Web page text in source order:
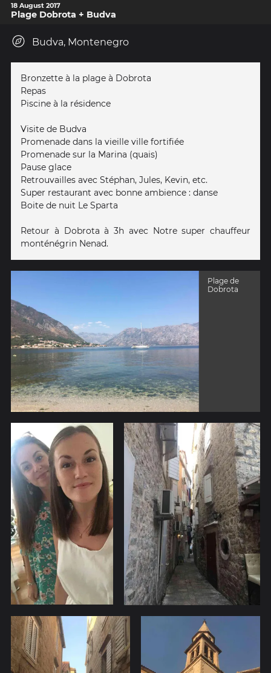
18 August 2017
Plage Dobrota + Budva
Budva, Montenegro
Bronzette à la plage à Dobrota
Repas
Piscine à la résidence
Visite de Budva
Promenade dans la vieille ville fortifiée
Promenade sur la Marina (quais)
Pause glace
Retrouvailles avec Stéphan, Jules, Kevin, etc.
Super restaurant avec bonne ambience : danse
Boite de nuit Le Sparta
Retour à Dobrota à 3h avec Notre super chauffeur
monténégrin Nenad.
Plage de
Dobrota